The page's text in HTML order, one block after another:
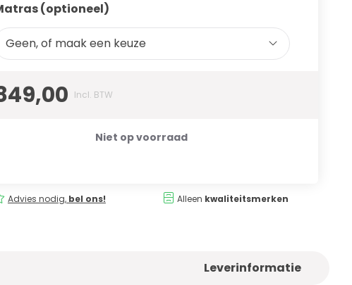
(optioneel)
Geen, of maak een keuze
Incl. BTW
Niet op voorraad
Advies nodig, bel ons! Alleen kwaliteitsmerken
Leverinformatie